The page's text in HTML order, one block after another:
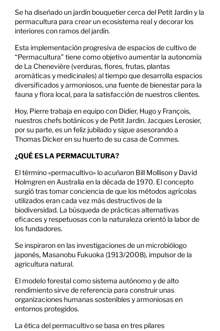
Se ha diseñado un jardín bouquetier cerca del Petit Jardin y la
permacultura para crear un ecosistema real y decorar los
interiores con ramos del jardín.
Esta implementación progresiva de espacios de cultivo de
“Permacultura” tiene como objetivo aumentar la autonomía
de La Chenevière (verduras, flores, frutas, plantas
aromáticas y medicinales) al tiempo que desarrolla espacios
diversificados y armoniosos, una fuente de bienestar para la
fauna y flora local, para la satisfacción de nuestros clientes.
Hoy, Pierre trabaja en equipo con Didier, Hugo y François,
nuestros chefs botánicos y de Petit Jardin. Jacques Lerosier,
por su parte, es un feliz jubilado y sigue asesorando a
Thomas Dicker en su huerto de su casa de Commes.
¿QUÉ ES LA PERMACULTURA?
El término «permacultivo» lo acuñaron Bill Mollison y David
Holmgren en Australia en la década de 1970. El concepto
surgió tras tomar conciencia de que los métodos agrícolas
utilizados eran cada vez más destructivos de la
biodiversidad. La búsqueda de prácticas alternativas
eficaces y respetuosas con la naturaleza orientó la labor de
los fundadores.
Se inspiraron en las investigaciones de un microbiólogo
japonés, Masanobu Fukuoka (1913/2008), impulsor de la
agricultura natural.
El modelo forestal como sistema autónomo y de alto
rendimiento sirve de referencia para construir unas
organizaciones humanas sostenibles y armoniosas en
entornos protegidos.
La ética del permacultivo se basa en tres pilares